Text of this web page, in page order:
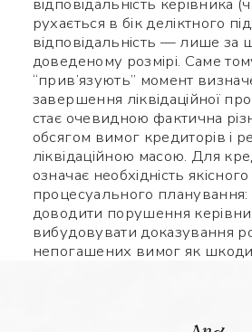
рухається в бік деліктного
відповідальність — лише за
доведеному розмірі. Саме
“прив’язують” момент
завершення ліквідаційної
стає очевидною фактична
обсягом вимог кредиторів і
ліквідаційною масою. Для
означає необхідність якісного
процесуального
доводити порушення
вибудовувати доказування
непогашених вимог як